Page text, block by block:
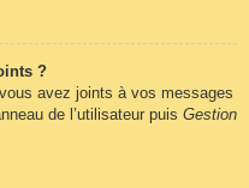
?
avez joints à vos messages
de l’utilisateur puis Gestion